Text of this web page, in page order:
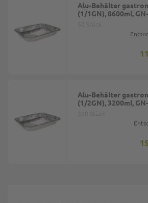
Alu-Behälter
(1/1GN), 8600ml,
Alu-Behälter
(1/2GN), 3200ml,